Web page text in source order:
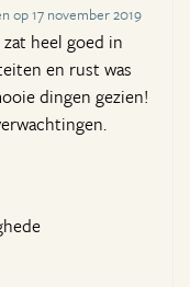
op 17 november 2019
heel goed in
en rust was
dingen gezien!